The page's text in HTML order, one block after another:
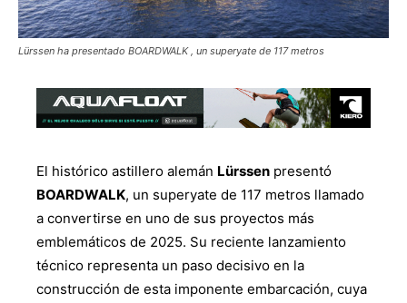
Lürssen ha presentado BOARDWALK , un superyate de 117 metros
El histórico astillero alemán Lürssen presentó
BOARDWALK, un superyate de 117 metros llamado
a convertirse en uno de sus proyectos más
emblemáticos de 2025. Su reciente lanzamiento
técnico representa un paso decisivo en la
construcción de esta imponente embarcación, cuya